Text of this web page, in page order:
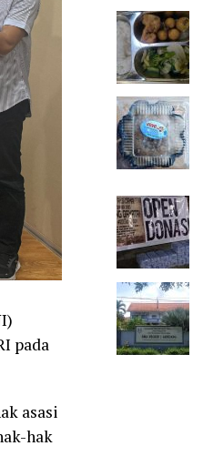
pada
asasi
hak